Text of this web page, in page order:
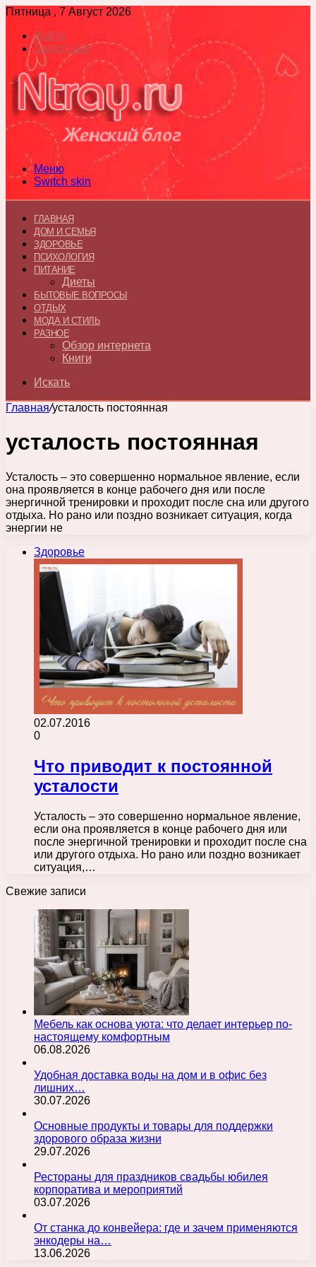
Пятница , 7 Август 2026
Войти
Switch skin
Меню
Switch skin
ГЛАВНАЯ
ДОМ И СЕМЬЯ
ЗДОРОВЬЕ
ПСИХОЛОГИЯ
ПИТАНИЕ
Диеты
БЫТОВЫЕ ВОПРОСЫ
ОТДЫХ
МОДА И СТИЛЬ
РАЗНОЕ
Обзор интернета
Книги
Искать
Главная/усталость постоянная
усталость постоянная
Усталость – это совершенно нормальное явление, если
она проявляется в конце рабочего дня или после
энергичной тренировки и проходит после сна или другого
отдыха. Но рано или поздно возникает ситуация, когда
энергии не
Здоровье
02.07.2016
0
Что приводит к постоянной
усталости
Усталость – это совершенно нормальное явление,
если она проявляется в конце рабочего дня или
после энергичной тренировки и проходит после сна
или другого отдыха. Но рано или поздно возникает
ситуация,…
Свежие записи
Мебель как основа уюта: что делает интерьер по-
настоящему комфортным
06.08.2026
Удобная доставка воды на дом и в офис без
лишних…
30.07.2026
Основные продукты и товары для поддержки
здорового образа жизни
29.07.2026
Рестораны для праздников свадьбы юбилея
корпоратива и мероприятий
03.07.2026
От станка до конвейера: где и зачем применяются
энкодеры на…
13.06.2026